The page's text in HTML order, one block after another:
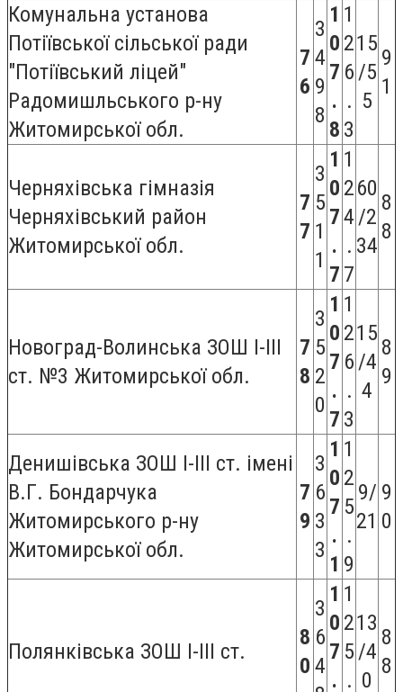
Комунальна установа
Потіївської сільської ради
"Потіївський ліцей"
Радомишльського р-ну
Житомирської обл.
7
6
3
4
9
8
1
0
7
.
8
1
2
6
.
3
15
/5
5
9
1
Черняхівська гімназія
Черняхівський район
Житомирської обл.
7
7
3
5
1
1
1
0
7
.
7
1
2
4
.
7
60
/2
34
8
8
Новоград-Волинська ЗОШ І-ІІІ
ст. №3 Житомирської обл.
7
8
3
5
2
0
1
0
7
.
7
1
2
6
.
3
15
/4
4
8
9
Денишівська ЗОШ I-III ст. імені
В.Г. Бондарчука
Житомирського р-ну
Житомирської обл.
7
9
3
6
3
3
1
0
7
.
1
1
2
5
.
9
9/
21
9
0
Полянківська ЗОШ I-III ст.
8
0
3
6
4
1
0
7
.
1
2
5
.
13
/4
0
8
8